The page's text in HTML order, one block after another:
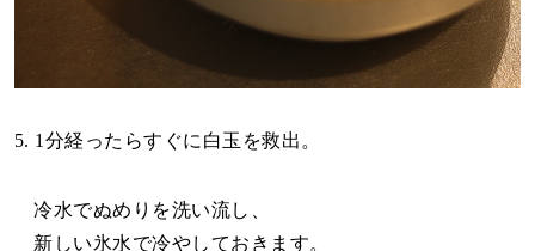
5. 1分経ったらすぐに白玉を救出。
冷水でぬめりを洗い流し、
新しい氷水で冷やしておきます。